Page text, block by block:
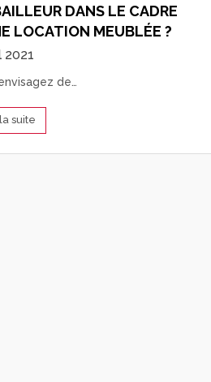
DANS LE CADRE
LOCATION MEUBLÉE ?
2021
de…
suite